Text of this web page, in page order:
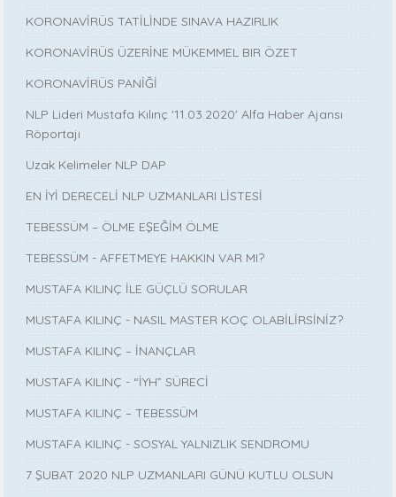
KORONAVİRÜS TATİLİNDE SINAVA HAZIRLIK
KORONAVİRÜS ÜZERİNE MÜKEMMEL BIR ÖZET
KORONAVİRÜS PANİĞİ
NLP Lideri Mustafa Kılınç '11.03.2020' Alfa Haber Ajansı
Röportajı
Uzak Kelimeler NLP DAP
EN İYİ DERECELİ NLP UZMANLARI LİSTESİ
TEBESSÜM – ÖLME EŞEĞİM ÖLME
TEBESSÜM - AFFETMEYE HAKKIN VAR MI?
MUSTAFA KILINÇ İLE GÜÇLÜ SORULAR
MUSTAFA KILINÇ - NASIL MASTER KOÇ OLABİLİRSİNİZ?
MUSTAFA KILINÇ – İNANÇLAR
MUSTAFA KILINÇ - “İYH” SÜRECİ
MUSTAFA KILINÇ – TEBESSÜM
MUSTAFA KILINÇ - SOSYAL YALNIZLIK SENDROMU
7 ŞUBAT 2020 NLP UZMANLARI GÜNÜ KUTLU OLSUN